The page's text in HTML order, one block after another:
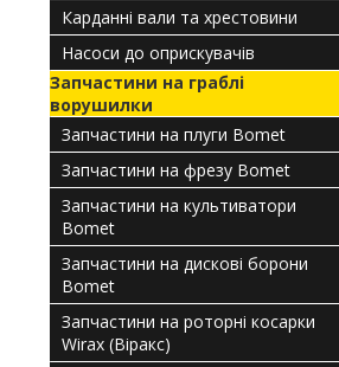
Карданні вали та хрестовини
Насоси до оприскувачів
Запчастини на граблі
ворушилки
Запчастини на плуги Bomet
Запчастини на фрезу Bomet
Запчастини на культиватори
Bomet
Запчастини на дискові борони
Bomet
Запчастини на роторні косарки
Wirax (Віракс)